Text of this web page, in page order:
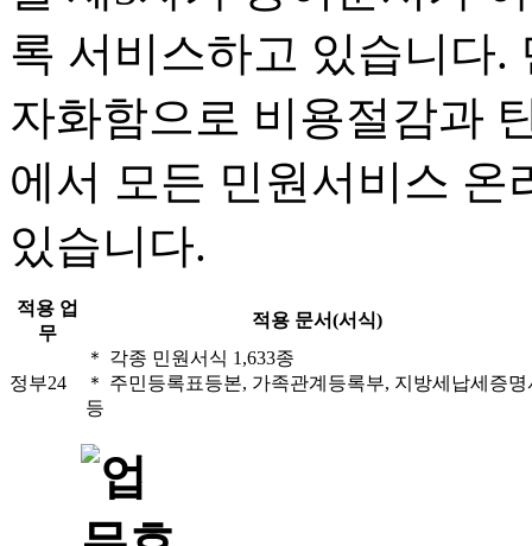
록 서비스하고 있습니다.
자화함으로 비용절감과
에서 모든 민원서비스 온
있습니다.
적용 업
무
적용 문서(서식)
정부24
＊ 각종 민원서식 1,633종
＊ 주민등록표등본, 가족관계등록부, 지방세납세증명
등